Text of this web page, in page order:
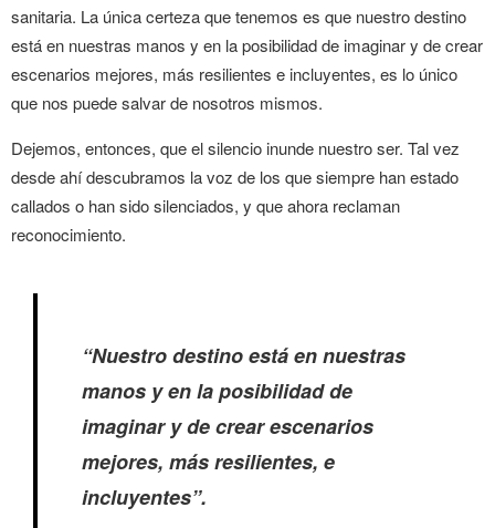
sanitaria. La única certeza que tenemos es que nuestro destino
está en nuestras manos y en la posibilidad de imaginar y de crear
escenarios mejores, más resilientes e incluyentes, es lo único
que nos puede salvar de nosotros mismos.
Dejemos, entonces, que el silencio inunde nuestro ser. Tal vez
desde ahí descubramos la voz de los que siempre han estado
callados o han sido silenciados, y que ahora reclaman
reconocimiento.
“Nuestro destino está en nuestras
manos y en la posibilidad de
imaginar y de crear escenarios
mejores, más resilientes, e
incluyentes”.